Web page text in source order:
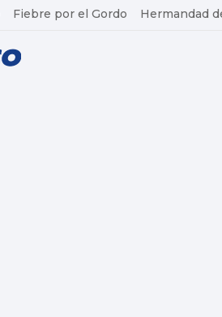
Fiebre por el Gordo Hermandad